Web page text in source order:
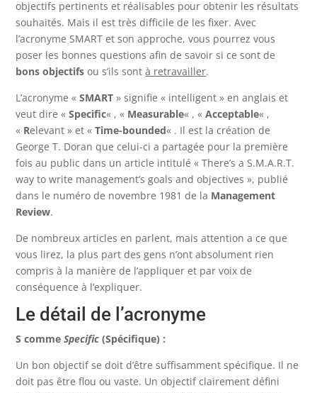
objectifs pertinents et réalisables pour obtenir les résultats
souhaités. Mais il est très difficile de les fixer. Avec
l’acronyme SMART et son approche, vous pourrez vous
poser les bonnes questions afin de savoir si ce sont de
bons objectifs ou s’ils sontà retravailler.
L’acronyme «SMART » signifie « intelligent » en anglais et
veut dire «Specific« , « Measurable« , «Acceptable« ,
« Relevant » et «Time-bounded« . Il est la création de
George T. Doran que celui-ci a partagée pour la première
fois au public dans un article intitulé « There’s a S.M.A.R.T.
way to write management’s goals and objectives », publié
dans le numéro de novembre 1981 de la Management
Review.
De nombreux articles en parlent, mais attention a ce que
vous lirez, la plus part des gens n’ont absolument rien
compris à la manière de l’appliquer et par voix de
conséquence à l’expliquer.
Le détail de l’acronyme
S commeSpecific (Spécifique) :
Un bon objectif se doit d’être suffisamment spécifique. Il ne
doit pas être flou ou vaste. Un objectif clairement défini